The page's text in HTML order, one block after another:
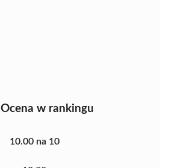
Ocena w rankingu
10.00 na 10